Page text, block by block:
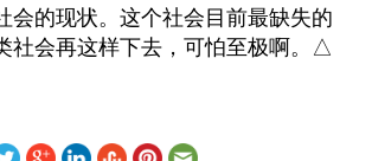
会的现状。这个社会目前最缺失的